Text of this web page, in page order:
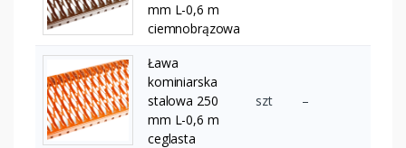
mm L-0,6 m
ciemnobrązowa
Ława
kominiarska
stalowa 250
mm L-0,6 m
ceglasta
szt –